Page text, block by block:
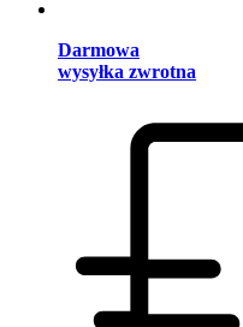
Darmowa
wysyłka zwrotna